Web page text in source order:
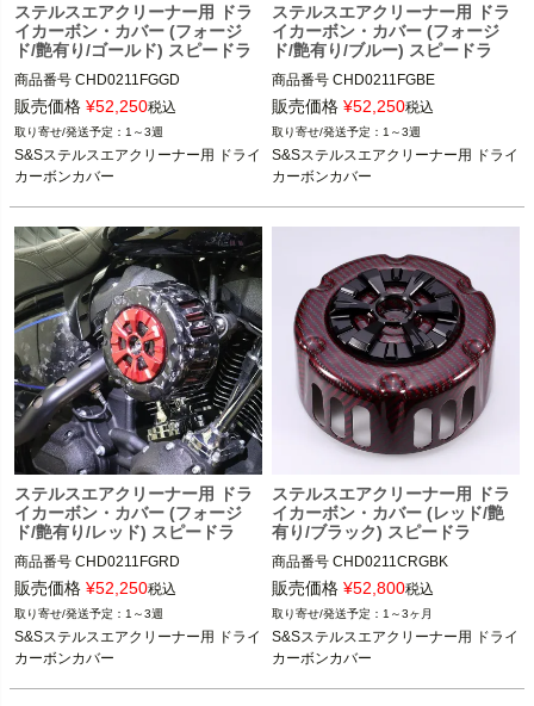
ステルスエアクリーナー用 ドラ
イカーボン・カバー (フォージ
ド/艶有り/ゴールド) スピードラ
商品番号 CHD0211FGGD
販売価格 ¥52,250税込
1～3週
S&Sステルスエアクリーナー用 ドライ
カーボンカバー
ステルスエアクリーナー用 ドラ
イカーボン・カバー (フォージ
ド/艶有り/ブルー) スピードラ
商品番号 CHD0211FGBE
販売価格 ¥52,250税込
1～3週
S&Sステルスエアクリーナー用 ドライ
カーボンカバー
ステルスエアクリーナー用 ドラ
イカーボン・カバー (フォージ
ド/艶有り/レッド) スピードラ
商品番号 CHD0211FGRD
販売価格 ¥52,250税込
1～3週
S&Sステルスエアクリーナー用 ドライ
カーボンカバー
ステルスエアクリーナー用 ドラ
イカーボン・カバー (レッド/艶
有り/ブラック) スピードラ
商品番号 CHD0211CRGBK
販売価格 ¥52,800税込
1～3ヶ月
S&Sステルスエアクリーナー用 ドライ
カーボンカバー